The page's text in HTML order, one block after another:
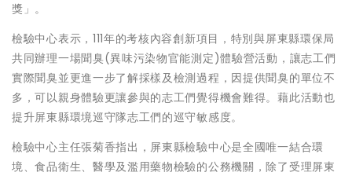
獎」。
檢驗中心表示，111年的考核內容創新項目，特別與屏東縣環保局
共同辦理一場聞臭(異味污染物官能測定)體驗營活動，讓志工們
實際聞臭並更進一步了解採樣及檢測過程，因提供聞臭的單位不
多，可以親身體驗更讓參與的志工們覺得機會難得。藉此活動也
提升屏東縣環境巡守隊志工們的巡守敏感度。
檢驗中心主任張菊香指出，屏東縣檢驗中心是全國唯一結合環
境、食品衛生、醫學及濫用藥物檢驗的公務機關，除了受理屏東